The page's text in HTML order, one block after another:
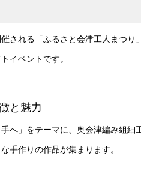
される「ふるさと会津工人まつ
イベントです。
と魅力
手へ」をテーマに、奥会津編み組
手作りの作品が集まります。